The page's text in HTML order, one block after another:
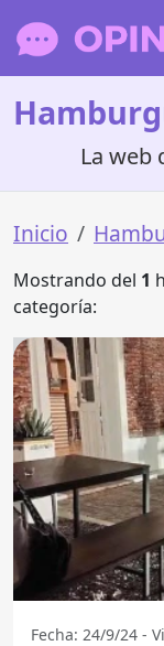
La web
Inicio
Mostrando del 1
categoría:
Fecha: 24/9/24 -